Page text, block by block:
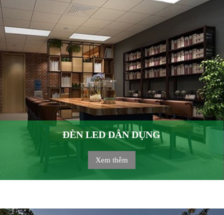
ĐÈN LED DÂN DỤNG
Xem thêm